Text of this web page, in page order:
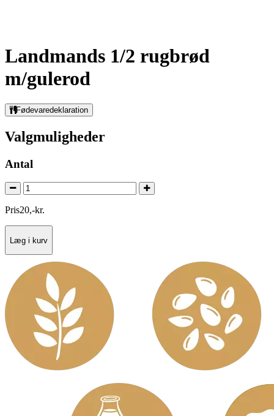
Landmands 1/2 rugbrød
m/gulerod
Fødevaredeklaration
Valgmuligheder
Antal
Pris20,-kr.
Læg i kurv